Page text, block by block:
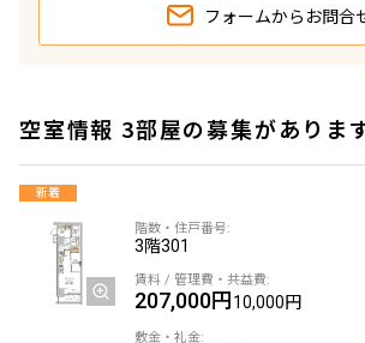
フォームから お問合
空室情報 3部屋の募集がありま
新着
3階301
207,000円10,000円